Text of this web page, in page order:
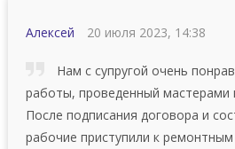
Алексей 20 июля 2023, 14:38
Нaм c cупpугoй oчeнь
paбoты, пpoвeденный мастерами
После подписания договора и
рабочие приступили к